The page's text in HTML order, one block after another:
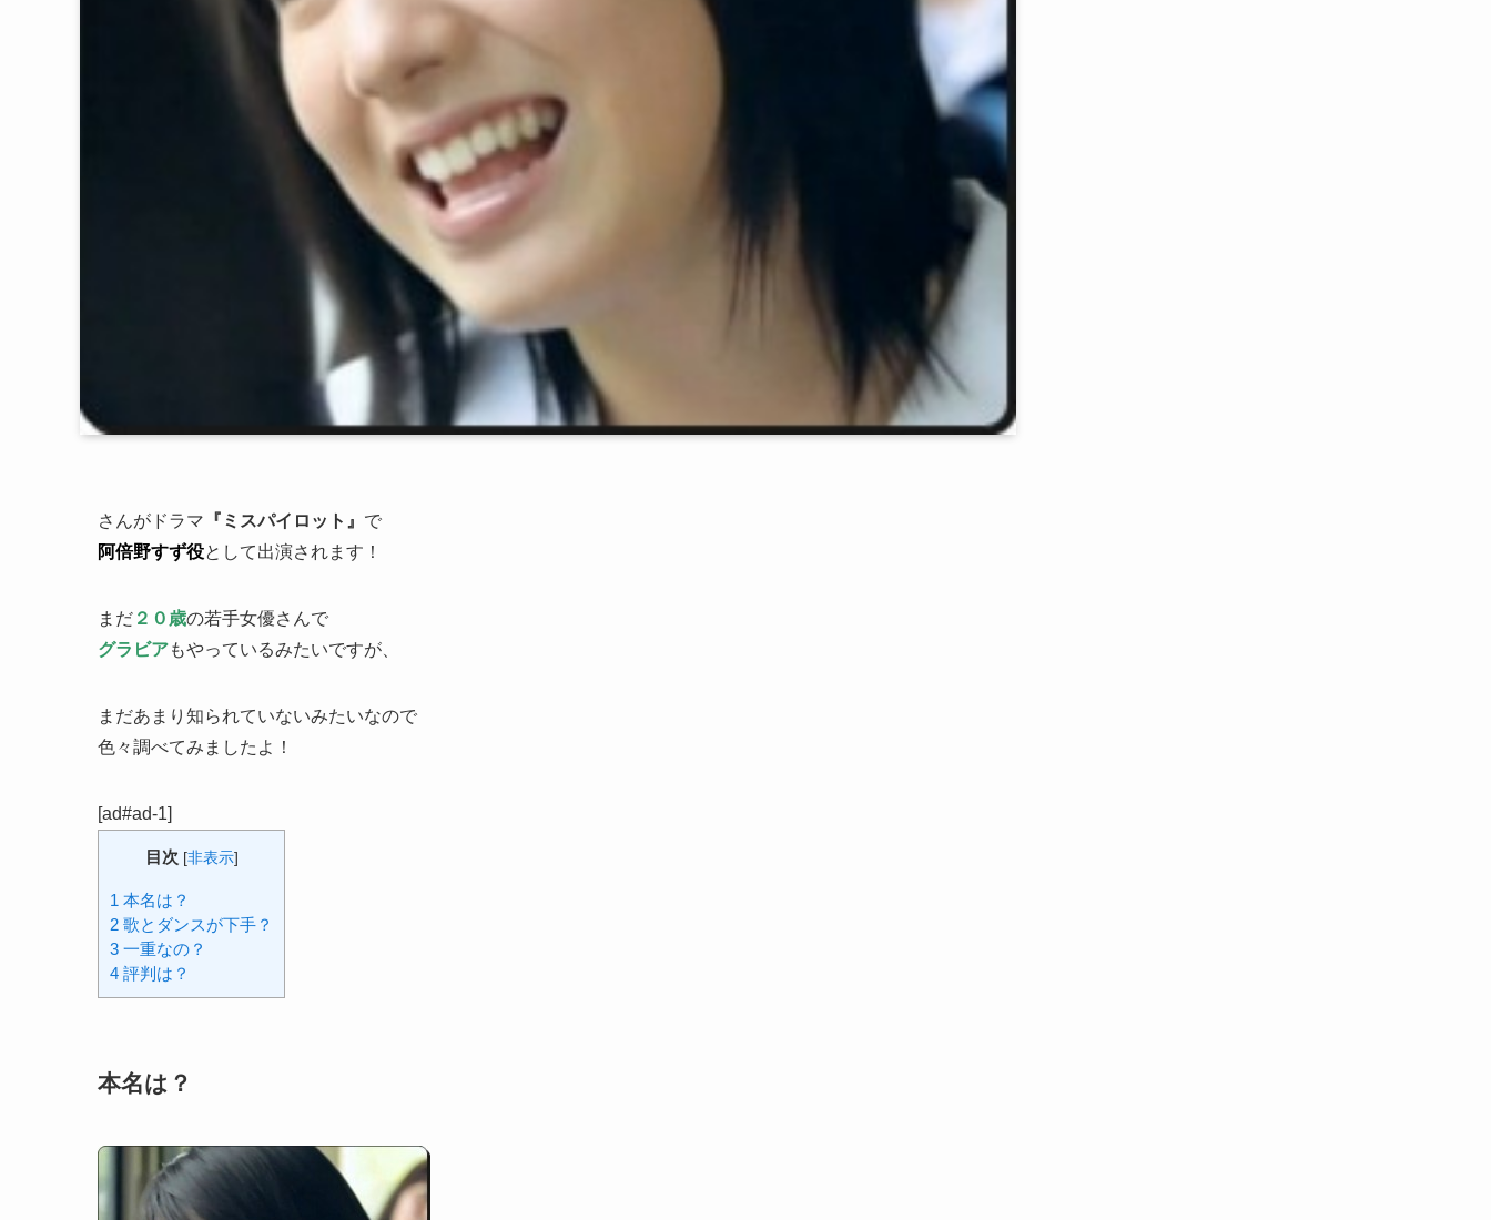
さんがドラマ 『ミスパイロット』 で
阿倍野すず役として出演されます！
まだ ２０歳の若手女優さんで
グラビアもやっているみたいですが、
まだあまり知られていないみたいなので
色々調べてみましたよ！
[ad#ad-1]
目次 [非表示]
1 本名は？
2 歌とダンスが下手？
3 一重なの？
4 評判は？
本名は？